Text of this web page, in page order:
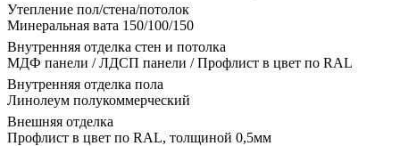
Утепление пол/стена/потолок
Минеральная вата 150/100/150
Внутренняя отделка стен и потолка
МДФ панели / ЛДСП панели / Профлист в цвет по RAL
Внутренняя отделка пола
Линолеум полукоммерческий
Внешняя отделка
Профлист в цвет по RAL, толщиной 0,5мм